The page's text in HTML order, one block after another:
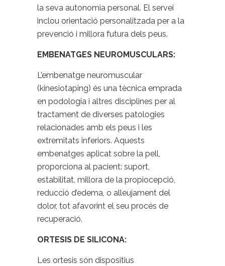
la seva autonomia personal. El servei
inclou orientació personalitzada per a la
prevenció i millora futura dels peus.
EMBENATGES NEUROMUSCULARS:
L’embenatge neuromuscular
(kinesiotaping) és una tècnica emprada
en podologia i altres disciplines per al
tractament de diverses patologies
relacionades amb els peus i les
extremitats inferiors. Aquests
embenatges aplicat sobre la pell,
proporciona al pacient: suport,
estabilitat, millora de la propiocepció,
reducció d’edema, o alleujament del
dolor, tot afavorint el seu procés de
recuperació.
ORTESIS DE SILICONA:
Les ortesis són dispositius